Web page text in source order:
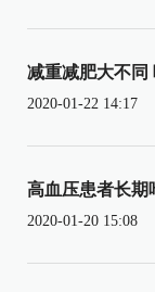
减重减肥大不同
2020-01-22 14:17
高血压患者长期
2020-01-20 15:08